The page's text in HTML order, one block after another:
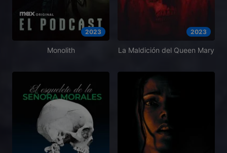
2023
Monolith
2023
La Maldición del Queen Mary